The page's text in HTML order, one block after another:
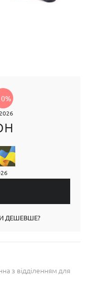
ДЕШЕВШЕ?
з відділенням для